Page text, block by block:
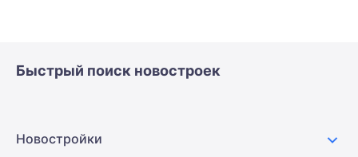
Быстрый поиск новостроек
Новостройки